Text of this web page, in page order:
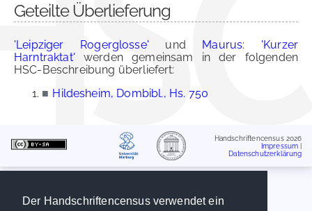
Der Handschriftencensus verwendet ein
Geteilte Überlieferung
'Leipziger Rogerglosse' und Maurus: 'Kurzer
Harntraktat' werden gemeinsam in der folgenden
HSC-Beschreibung überliefert:
■ Hildesheim, Dombibl., Hs. 750
Handschriftencensus 2026
Impressum
Datenschutzerklärung